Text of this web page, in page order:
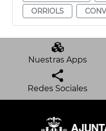
ORRIOLS
Nuestras Apps
Redes Sociales